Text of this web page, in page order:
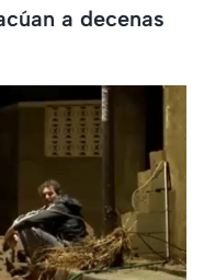
a decenas